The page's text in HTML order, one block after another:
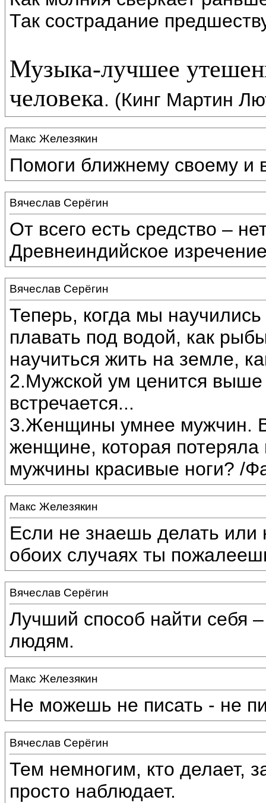
Так сострадание
Музыка-лучшее
человека. (Кинг Мартин
Макс Железякин
Помоги ближнему своему и
Вячеслав Серёгин
От всего есть средство –
Древнеиндийское
Вячеслав Серёгин
Теперь, когда мы научились
плавать под водой, как
научиться жить на земле,
2.Мужской ум ценится выше
встречается...
3.Женщины умнее мужчин.
женщине, которая потеряла
мужчины красивые ноги? /
Макс Железякин
Если не знаешь делать или
обоих случаях ты
Вячеслав Серёгин
Лучший способ найти себя
людям.
Макс Железякин
Не можешь не писать - не
Вячеслав Серёгин
Тем немногим, кто делает,
просто наблюдает.